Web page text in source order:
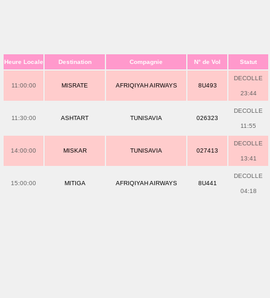
Heure Locale Destination Compagnie N° de Vol Statut
11:00:00 MISRATE AFRIQIYAH AIRWAYS 8U493
DECOLLE
23:44
11:30:00 ASHTART TUNISAVIA 026323
DECOLLE
11:55
14:00:00 MISKAR TUNISAVIA 027413
DECOLLE
13:41
15:00:00 MITIGA AFRIQIYAH AIRWAYS 8U441
DECOLLE
04:18